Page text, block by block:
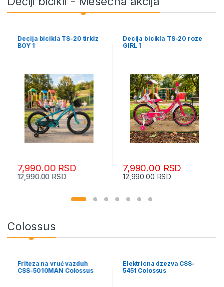
Decija bicikla TS-20 roze
GIRL 1
7,990.00RSD
12,990.00RSD
Decija bicikla TS-16 Plava
BOY 1 Neptun
7,490.00RSD
10,990.00RSD
Colossus
vazduh
Colossus
Elektricna dzezva CSS-
5451 Colossus
Bezicna